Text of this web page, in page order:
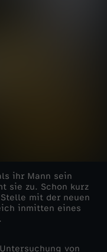
ihr Mann sein
sie zu. Schon kurz
mit der neuen
inmitten eines
von